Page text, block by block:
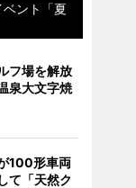
ント「夏
フ場を解放
泉大文字焼
100形車両
て「天然ク